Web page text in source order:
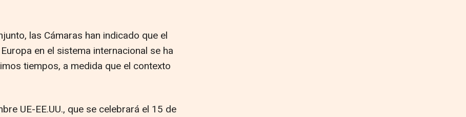
las Cámaras han indicado que el
en el sistema internacional se ha
tiempos, a medida que el contexto
UE-EE.UU., que se celebrará el 15 de